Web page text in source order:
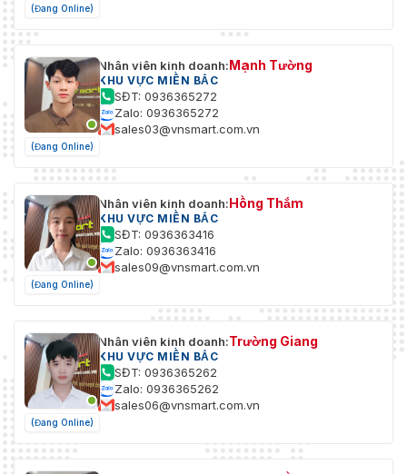
(Đang Online)
(Đang Online)
Nhân viên kinh doanh:Mạnh Tường
KHU VỰC MIỀN BẮC
SĐT: 0936365272
Zalo: 0936365272
sales03@vnsmart.com.vn
(Đang Online)
Nhân viên kinh doanh:Hồng Thắm
KHU VỰC MIỀN BẮC
SĐT: 0936363416
Zalo: 0936363416
sales09@vnsmart.com.vn
(Đang Online)
Nhân viên kinh doanh:Trường Giang
KHU VỰC MIỀN BẮC
SĐT: 0936365262
Zalo: 0936365262
sales06@vnsmart.com.vn